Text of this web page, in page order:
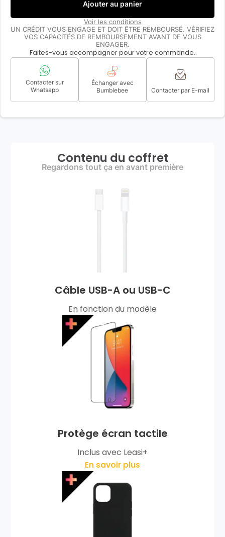
Ajouter au panier
Voir les conditions
UN CRÉDIT VOUS ENGAGE ET DOIT ÊTRE REMBOURSÉ. VÉRIFIEZ
VOS CAPACITÉS DE REMBOURSEMENT AVANT DE VOUS
ENGAGER.
Faites-vous accompagner pour votre commande.
Contacter sur
Whatsapp
Échanger avec
Bumblebee
Contacter par E-mail
Contenu du coffret
Regardons tout ça en avant première
Câble USB-A ou USB-C
En fonction du modèle
Protège écran tactile
Inclus avec Leasi+
En savoir plus